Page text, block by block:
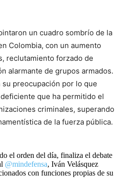
un cuadro sombrío de la
Colombia, con un aumento
reclutamiento forzado de
alarmante de grupos armados.
preocupación por lo que
que ha permitido el
criminales, superando
de la fuerza pública.
el orden del día, finaliza el debate
@mindefensa, Iván Velásquez
con funciones propias de su